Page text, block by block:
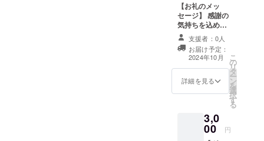
【お礼のメッ
セージ】 感謝の
気持ちを込め
て、お礼のメッ
セージをお送り
します。
支援者：0人
お届け予定：
2024年10月
詳細を見る
こ
の
リ
タ
ー
ン
を
選
択
す
る
3,0
00 円